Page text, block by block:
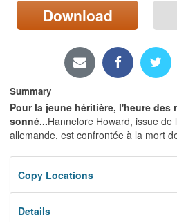
Locations/Hours (external
page)
Download
Summary
Pour la jeune héritière, l'heure des
sonné...Hannelore Howard, issue
allemande, est confrontée à la mort
Copy Locations
Details